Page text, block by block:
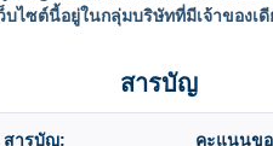
บไซต์นี้อยู่ในกลุ่มบริษัทที่มีเจ้าของเ
สารบัญ
สารบัญ: คะแนนขอ